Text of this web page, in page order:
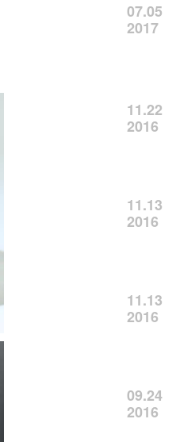
07.05
2017
11.22
2016
11.13
2016
11.13
2016
09.24
2016